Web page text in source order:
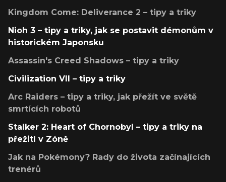
Kingdom Come: Deliverance 2 – tipy a triky
Nioh 3 – tipy a triky, jak se postavit démonům v
historickém Japonsku
Assassin's Creed Shadows – tipy a triky
Civilization VII – tipy a triky
Arc Raiders – tipy a triky, jak přežít ve světě
smrtících robotů
Stalker 2: Heart of Chornobyl – tipy a triky na
přežití v Zóně
Jak na Pokémony? Rady do života začínajících
trenérů